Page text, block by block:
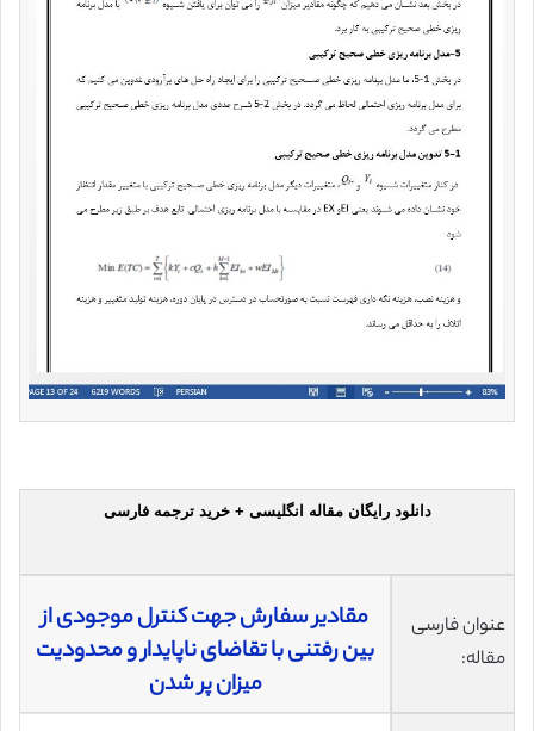
دانلود رایگان مقاله انگلیسی + خرید ترجمه فارسی
عنوان فارسی
مقاله:
مقادیر سفارش جهت کنترل موجودی از
بین رفتنی با تقاضای ناپایدار و محدودیت
میزان پر شدن